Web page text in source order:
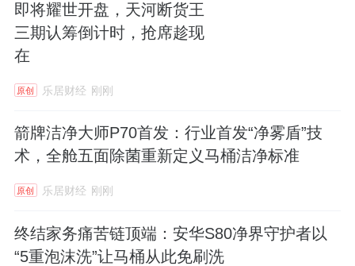
即将耀世开盘，天河断货王
三期认筹倒计时，抢席趁现
在
原创 乐居财经 刚刚
箭牌洁净大师P70首发：行业首发“净雾盾”技
术，全舱五面除菌重新定义马桶洁净标准
原创 乐居财经 刚刚
终结家务痛苦链顶端：安华S80净界守护者以
“5重泡沫洗”让马桶从此免刷洗